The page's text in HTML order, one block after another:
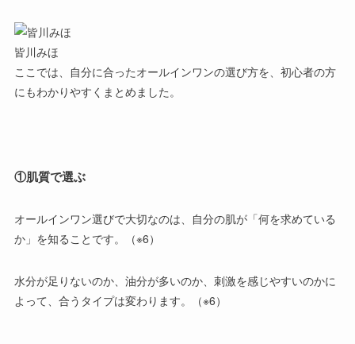
皆川みほ
ここでは、自分に合ったオールインワンの選び方を、初心者の方
にもわかりやすくまとめました。
①肌質で選ぶ
オールインワン選びで大切なのは、
自分の肌が「何を求めている
か」を知ること です。（※6）
水分が足りないのか、油分が多いのか、刺激を感じやすいのかに
よって、合うタイプは変わります。（※6）